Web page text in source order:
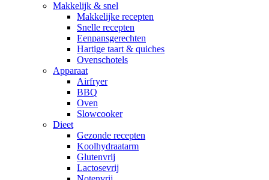
Makkelijk & snel
Makkelijke recepten
Snelle recepten
Eenpansgerechten
Hartige taart & quiches
Ovenschotels
Apparaat
Airfryer
BBQ
Oven
Slowcooker
Dieet
Gezonde recepten
Koolhydraatarm
Glutenvrij
Lactosevrij